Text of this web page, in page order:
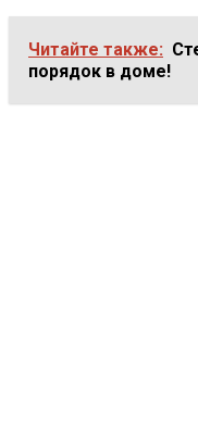
Читайте также:
порядок в доме!